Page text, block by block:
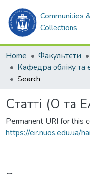
Communities &
Collections
Home Факультети
Search
Статті (О та
Permanent URI for this
https://eir.nuos.edu.ua/